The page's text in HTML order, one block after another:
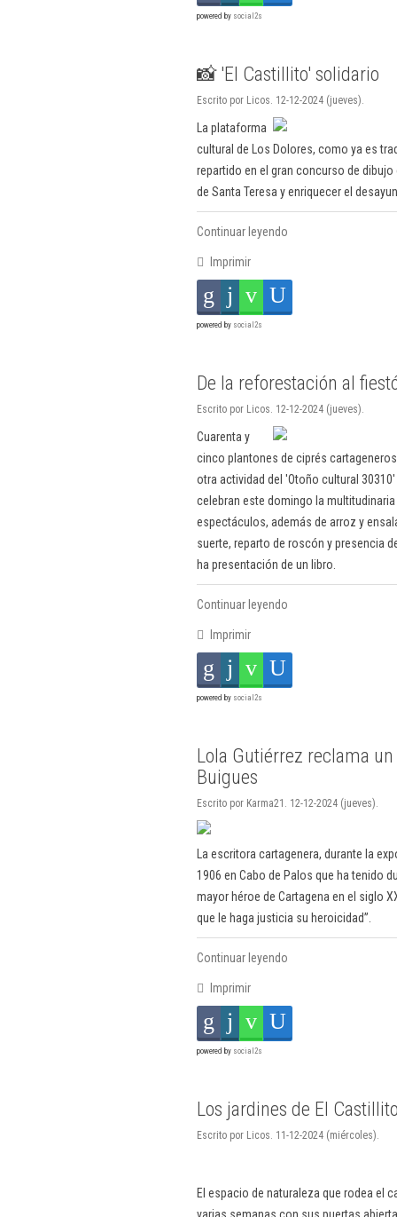
powered by social2s
📸 'El Castillito' solidario
Escrito por Licos. 12-12-2024 (jueves).
La plataforma
cultural de Los Dolores, como ya es
repartido en el gran concurso de
de Santa Teresa y enriquecer el
Continuar leyendo
Imprimir
powered by social2s
De la reforestación al
Escrito por Licos. 12-12-2024 (jueves).
Cuarenta y
cinco plantones de ciprés
otra actividad del 'Otoño cultural
celebran este domingo la
espectáculos, además de arroz y
suerte, reparto de roscón y presencia
ha presentación de un libro.
Continuar leyendo
Imprimir
powered by social2s
Lola Gutiérrez reclama
Buigues
Escrito por Karma21. 12-12-2024 (jueves).
La escritora cartagenera, durante la
1906 en Cabo de Palos que ha tenido
mayor héroe de Cartagena en el siglo
que le haga justicia su heroicidad”.
Continuar leyendo
Imprimir
powered by social2s
Los jardines de El
Escrito por Licos. 11-12-2024 (miércoles).
El espacio de naturaleza que rodea el